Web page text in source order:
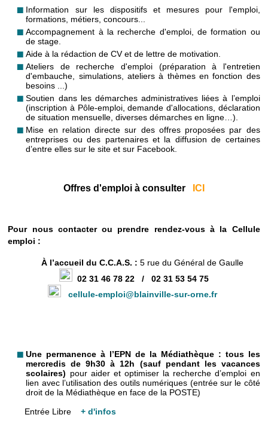
Information sur les dispositifs et mesures pour l'emploi,
formations, métiers, concours...
Accompagnement à la recherche d'emploi, de formation ou
de stage.
Aide à la rédaction de CV et de lettre de motivation.
Ateliers de recherche d'emploi (préparation à l'entretien
d'embauche, simulations, ateliers à thèmes en fonction des
besoins ...)
Soutien dans les démarches administratives liées à l’emploi
(inscription à Pôle-emploi, demande d'allocations, déclaration
de situation mensuelle, diverses démarches en ligne…).
Mise en relation directe sur des offres proposées par des
entreprises ou des partenaires et la diffusion de certaines
d’entre elles sur le site et sur Facebook.
Offres d'emploi à consulter ICI
Pour nous contacter ou prendre rendez-vous à la Cellule
emploi :
À l’accueil du C.C.A.S. : 5 rue du Général de Gaulle
02 31 46 78 22 / 02 31 53 54 75
cellule-emploi@blainville-sur-orne.fr
Une permanence à l’EPN de la Médiathèque : tous les
mercredis de 9h30 à 12h (sauf pendant les vacances
scolaires) pour aider et optimiser la recherche d’emploi en
lien avec l’utilisation des outils numériques (entrée sur le côté
droit de la Médiathèque en face de la POSTE)
Entrée Libre+ d'infos